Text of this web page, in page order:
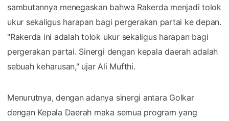
sambutannya menegaskan bahwa Rakerda menjadi tolok
ukur sekaligus harapan bagi pergerakan partai ke depan.
"Rakerda ini adalah tolok ukur sekaligus harapan bagi
pergerakan partai. Sinergi dengan kepala daerah adalah
sebuah keharusan," ujar Ali Mufthi.
Menurutnya, dengan adanya sinergi antara Golkar
dengan Kepala Daerah maka semua program yang